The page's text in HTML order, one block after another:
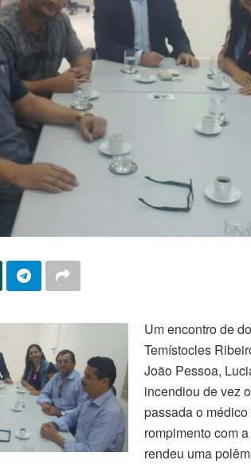
Um encontro de
Temístocles
João Pessoa,
incendiou de vez
passada o
rompimento com
rendeu uma